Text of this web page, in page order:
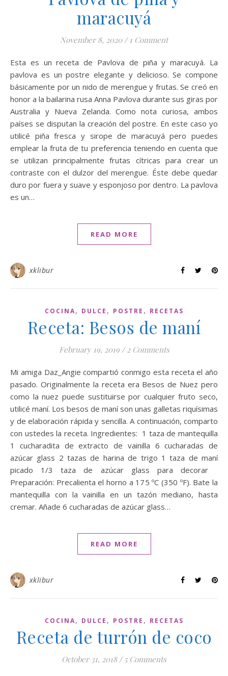
maracuyá
November 8, 2020 / 1 Comment
Esta es un receta de Pavlova de piña y maracuyá. La
pavlova es un postre elegante y delicioso. Se compone
básicamente por un nido de merengue y frutas. Se creó en
honor a la bailarina rusa Anna Pavlova durante sus giras por
Australia y Nueva Zelanda. Como nota curiosa, ambos
países se disputan la creación del postre. En este caso yo
utilicé piña fresca y sirope de maracuyá pero puedes
emplear la fruta de tu preferencia teniendo en cuenta que
se utilizan principalmente frutas cítricas para crear un
contraste con el dulzor del merengue. Éste debe quedar
duro por fuera y suave y esponjoso por dentro. La pavlova
es un…
READ MORE
xklibur
COCINA, DULCE , POSTRE , RECETAS
Receta: Besos de maní
February 19, 2019 / 2 Comments
Mi amiga Daz_Angie compartió conmigo esta receta el año
pasado. Originalmente la receta era Besos de Nuez pero
como la nuez puede sustituirse por cualquier fruto seco,
utilicé maní. Los besos de maní son unas galletas riquísimas
y de elaboración rápida y sencilla. A continuación, comparto
con ustedes la receta. Ingredientes: 1 taza de mantequilla
1 cucharadita de extracto de vainilla 6 cucharadas de
azúcar glass 2 tazas de harina de trigo 1 taza de maní
picado 1/3 taza de azúcar glass para decorar
Preparación: Precalienta el horno a 175 ºC (350 ºF). Bate la
mantequilla con la vainilla en un tazón mediano, hasta
cremar. Añade 6 cucharadas de azúcar glass…
READ MORE
xklibur
COCINA, DULCE , POSTRE , RECETAS
Receta de turrón de coco
October 31, 2018 / 5 Comments